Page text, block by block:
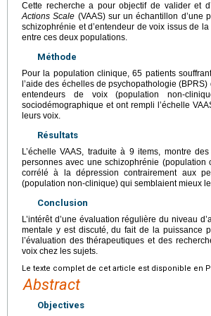
Cette recherche a pour objectif de valider et
Actions Scale (VAAS) sur un échantillon d’une
schizophrénie et d’entendeur de voix issus de
entre ces deux populations.
Méthode
Pour la population clinique, 65 patients
l’aide des échelles de psychopathologie
entendeurs de voix (population non-
sociodémographique et ont rempli l’échelle
leurs voix.
Résultats
L’échelle VAAS, traduite à 9 items, montre
personnes avec une schizophrénie (population
corrélé à la dépression contrairement aux
(population non-clinique) qui semblaient mieux
Conclusion
L’intérêt d’une évaluation régulière du niveau
mentale y est discuté, du fait de la puissance
l’évaluation des thérapeutiques et des
voix chez les sujets.
Le texte complet de cet article est disponible en
Abstract
Objectives